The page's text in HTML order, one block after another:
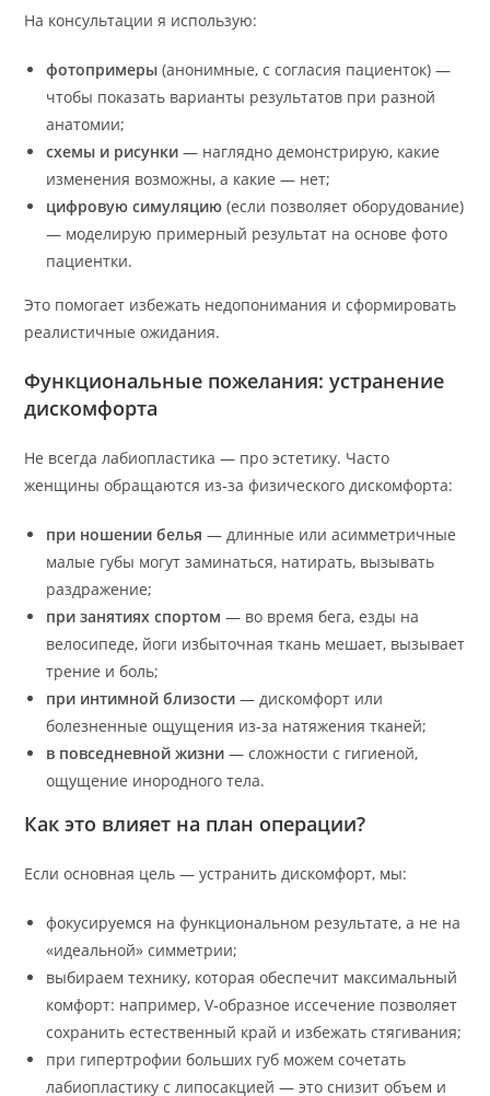
На консультации я использую:
фотопримеры (анонимные, с согласия пациенток) —
чтобы показать варианты результатов при разной
анатомии;
схемы и рисунки — наглядно демонстрирую, какие
изменения возможны, а какие — нет;
цифровую симуляцию (если позволяет оборудование)
— моделирую примерный результат на основе фото
пациентки.
Это помогает избежать недопонимания и сформировать
реалистичные ожидания.
Функциональные пожелания: устранение
дискомфорта
Не всегда лабиопластика — про эстетику. Часто
женщины обращаются из‑за физического дискомфорта:
при ношении белья — длинные или асимметричные
малые губы могут заминаться, натирать, вызывать
раздражение;
при занятиях спортом — во время бега, езды на
велосипеде, йоги избыточная ткань мешает, вызывает
трение и боль;
при интимной близости — дискомфорт или
болезненные ощущения из‑за натяжения тканей;
в повседневной жизни — сложности с гигиеной,
ощущение инородного тела.
Как это влияет на план операции?
Если основная цель — устранить дискомфорт, мы:
фокусируемся на функциональном результате, а не на
«идеальной» симметрии;
выбираем технику, которая обеспечит максимальный
комфорт: например, V‑образное иссечение позволяет
сохранить естественный край и избежать стягивания;
при гипертрофии больших губ можем сочетать
лабиопластику с липосакцией — это снизит объем и